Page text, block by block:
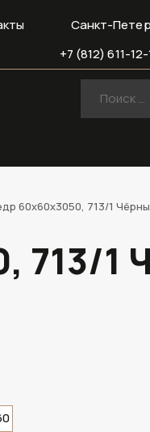
Санкт-
+7 (812) 611-12-
60х60х3050, 713/1
713/1